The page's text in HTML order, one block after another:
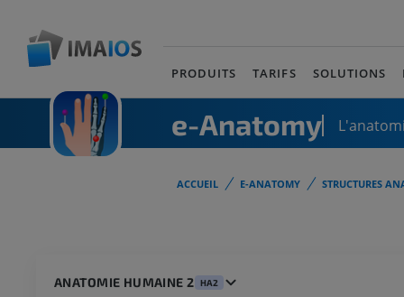
PRODUITS TARIFS SOLUTIONS
e-Anatomy
ACCUEIL E-ANATOMY STRUCTURES
ANATOMIE HUMAINE 2 HA2